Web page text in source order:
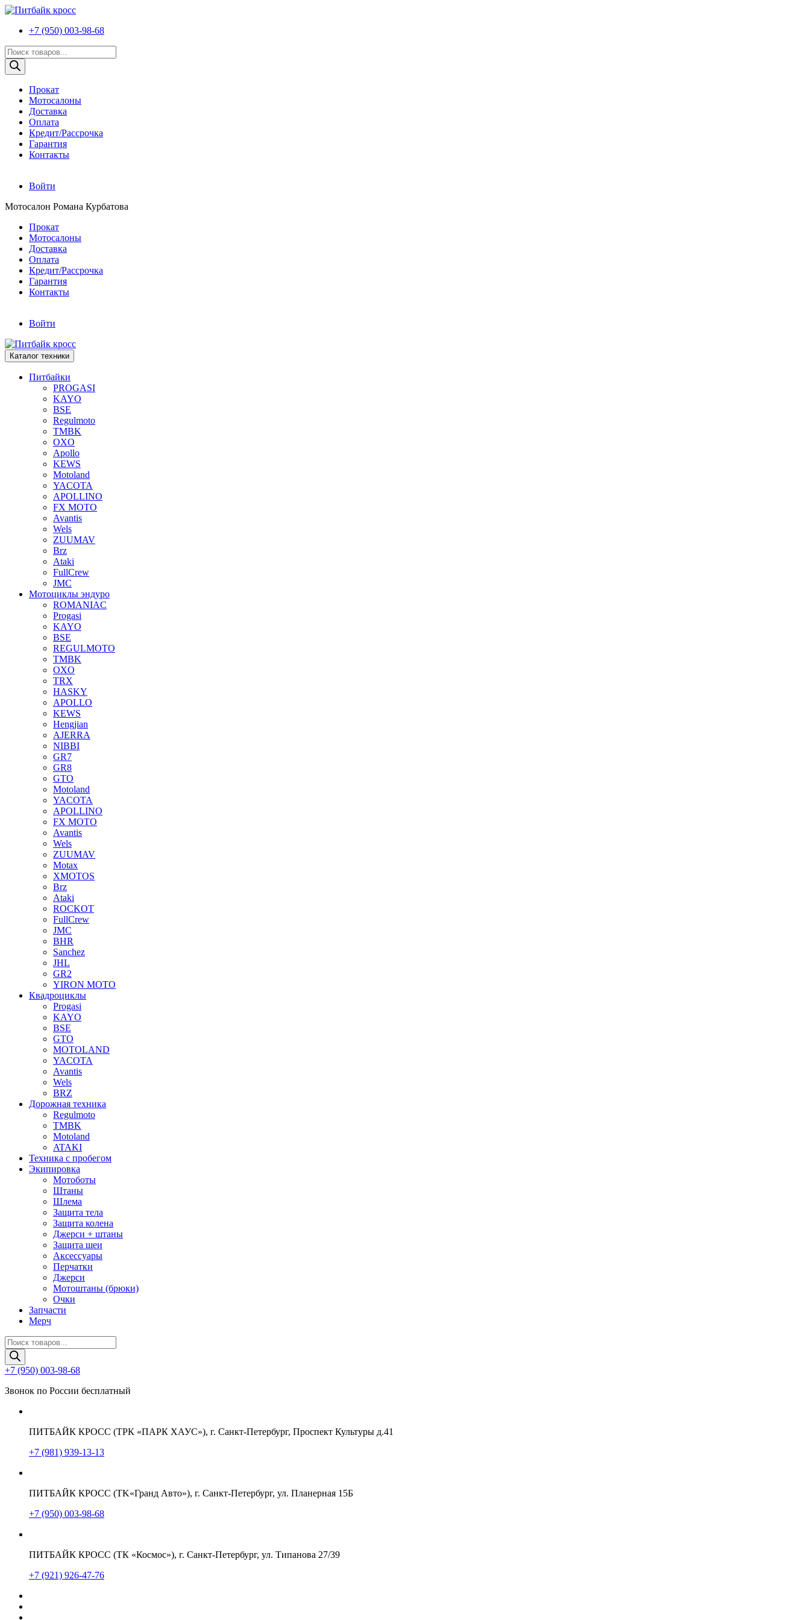
+7 (950) 003-98-68
Поиск
товаров
Прокат
Мотосалоны
Доставка
Оплата
Кредит/Рассрочка
Гарантия
Контакты
Войти
Мотосалон Романа Курбатова
Прокат
Мотосалоны
Доставка
Оплата
Кредит/Рассрочка
Гарантия
Контакты
Войти
Каталог техники
Питбайки
PROGASI
KAYO
BSE
Regulmoto
TMBK
OXO
Apollo
KEWS
Motoland
YACOTA
APOLLINO
FX MOTO
Avantis
Wels
ZUUMAV
Brz
Ataki
FullCrew
JMC
Мотоциклы эндуро
ROMANIAC
Progasi
KAYO
BSE
REGULMOTO
TMBK
OXO
TRX
HASKY
APOLLO
KEWS
Hengjian
AJERRA
NIBBI
GR7
GR8
GTO
Motoland
YACOTA
APOLLINO
FX MOTO
Avantis
Wels
ZUUMAV
Motax
XMOTOS
Brz
Ataki
ROCKOT
FullCrew
JMC
BHR
Sanchez
JHL
GR2
YIRON MOTO
Квадроциклы
Progasi
KAYO
BSE
GTO
MOTOLAND
YACOTA
Avantis
Wels
BRZ
Дорожная техника
Regulmoto
TMBK
Motoland
ATAKI
Техника с пробегом
Экипировка
Мотоботы
Штаны
Шлема
Защита тела
Защита колена
Джерси + штаны
Защита шеи
Аксессуары
Перчатки
Джерси
Мотоштаны (брюки)
Очки
Запчасти
Мерч
Поиск
товаров
+7 (950) 003-98-68
Звонок по России бесплатный
ПИТБАЙК КРОСС (ТРК «ПАРК ХАУС»), г. Санкт-Петербург, Проспект Культуры д.41
+7 (981) 939-13-13
ПИТБАЙК КРОСС (TK«Гранд Авто»), г. Санкт-Петербург, ул. Планерная 15Б
+7 (950) 003-98-68
ПИТБАЙК КРОСС (ТК «Космос»), г. Санкт-Петербург, ул. Типанова 27/39
+7 (921) 926-47-76